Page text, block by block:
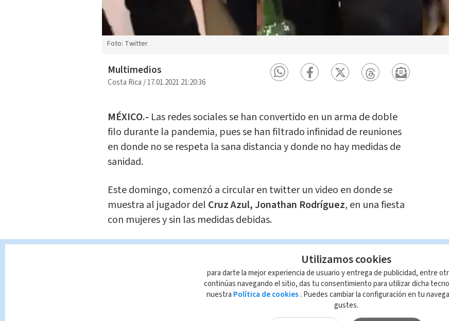
Foto: Twitter
Multimedios
Costa Rica/17.01.2021 21:20:36
MÉXICO.- Las redes sociales se han convertido en un arma de doble
filo durante la pandemia, pues se han filtrado infinidad de reuniones
en donde no se respeta la sana distancia y donde no hay medidas de
sanidad.
Este domingo, comenzó a circular en twitter un video en donde se
muestra al jugador del Cruz Azul, Jonathan Rodríguez, en una fiesta
con mujeres y sin las medidas debidas.
Así mismo, este sábado 'Cabecita' no fue contemplado para enfrentar
al Puebla en la Jornada 2, por lo que se ha mencionado que dicha
decisión se habría tomado tras la fiesta a la que acudió.
Cabe mencionar que hasta el momento se desconoce la fecha exacta
Utilizamos cookies
para darte la mejor experiencia de usuario y entrega de publicidad, entre
continúas navegando el sitio, das tu consentimiento para utilizar dicha
nuestra Política de cookies . Puedes cambiar la configuración en tu
gustes.